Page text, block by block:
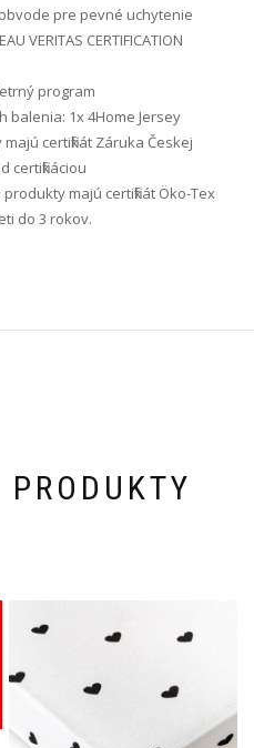
pre pevné uchytenie
VERITAS CERTIFICATION
program
1x 4Home Jersey
certifikát Záruka Českej
certifikáciou
majú certifikát Öko-Tex
do 3 rokov.